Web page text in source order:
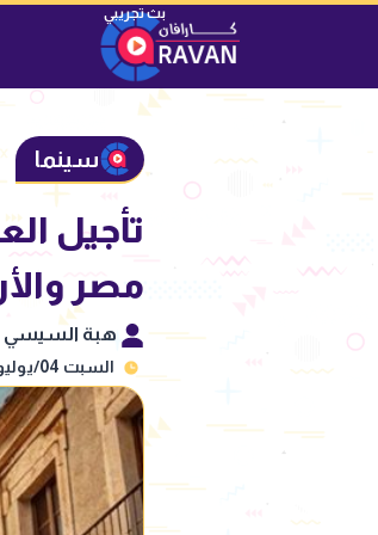
سينما
تأجيل
مصر
هبة السيسي
السبت 04/يوليو/2026 - 07:25 م